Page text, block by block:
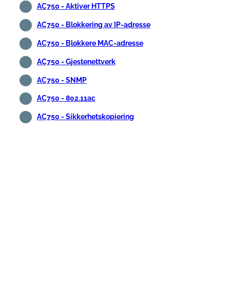
AC750 - Aktiver HTTPS
AC750 - Blokkering av IP-adresse
AC750 - Blokkere MAC-adresse
AC750 - Gjestenettverk
AC750 - SNMP
AC750 - 802.11ac
AC750 - Sikkerhetskopiering